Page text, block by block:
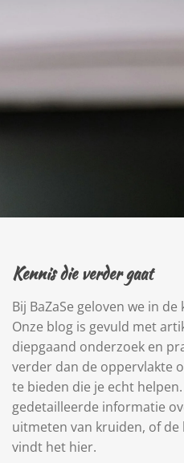
Kennis die verder gaat
Bij BaZaSe geloven we in
Onze blog is gevuld met
diepgaand onderzoek en
verder dan de oppervlakte
te bieden die je echt
gedetailleerde informatie
uitmeten van kruiden, of
vindt het hier.